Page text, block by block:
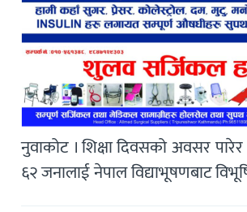
नुवाकोट । शिक्षा दिवसको अवसर
६२ जनालाई नेपाल विद्याभूषणबाट